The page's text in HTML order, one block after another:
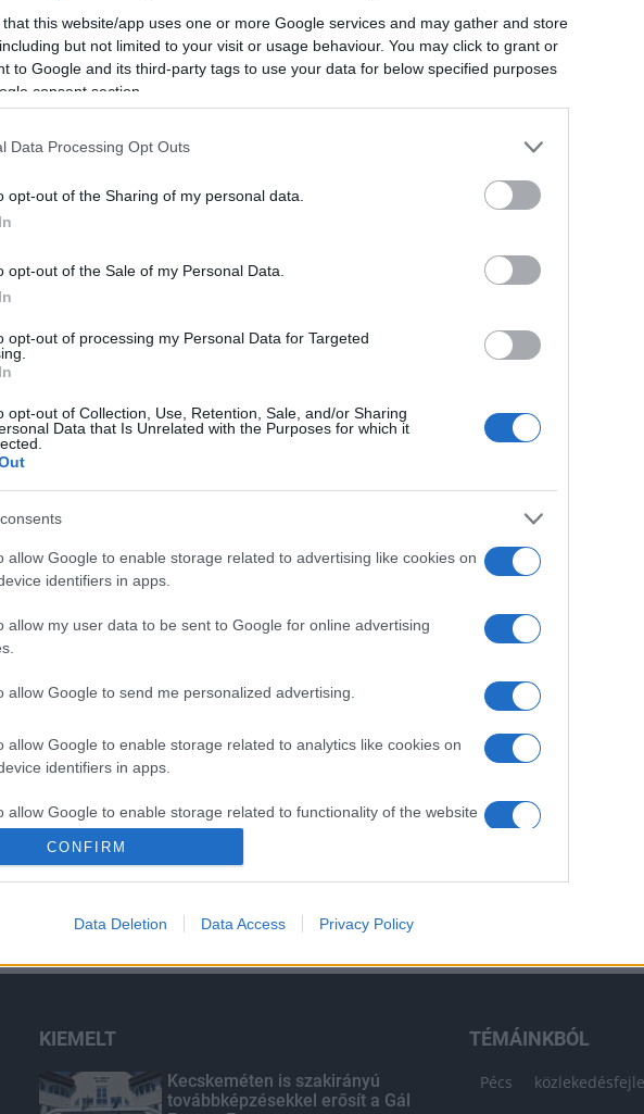
that this website/app uses one or more Google services and may gather and store
but not limited to your visit or usage behaviour. You may click to grant or
to Google and its third-party tags to use your data for below specified purposes
consent section.
Data Processing Opt Outs
opt-out of the Sharing of my personal data.
opt-out of the Sale of my Personal Data.
opt-out of processing my Personal Data for Targeted
opt-out of Collection, Use, Retention, Sale, and/or Sharing
Data that Is Unrelated with the Purposes for which it
allow Google to enable storage related to advertising like cookies on
identifiers in apps.
allow my user data to be sent to Google for online advertising
allow Google to send me personalized advertising.
allow Google to enable storage related to analytics like cookies on
identifiers in apps.
allow Google to enable storage related to functionality of the website
allow Google to enable storage related to personalization.
allow Google to enable storage related to security, including
CONFIRM
Data Deletion Data Access Privacy Policy
Feliratkozom a
adatvédelmi
Helyi
A
a
KIEMELT
Kecskeméten is szakirányú
továbbképzésekkel erősít a Gál
TÉMÁINKBÓL
Pécs